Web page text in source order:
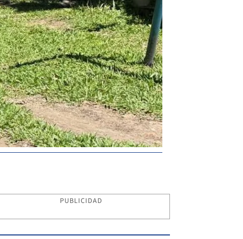
PUBLICIDAD